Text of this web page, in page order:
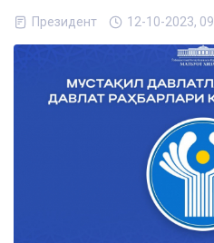
Президент 12-10-2023,